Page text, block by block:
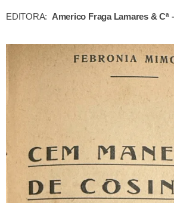
EDITORA: Americo Fraga Lamares & Cª